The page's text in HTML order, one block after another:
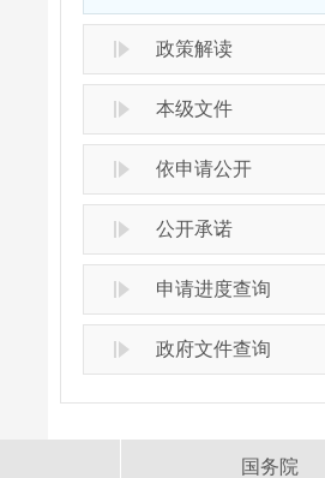
政策解读
本级文件
依申请公开
公开承诺
申请进度查询
政府文件查询
国务院